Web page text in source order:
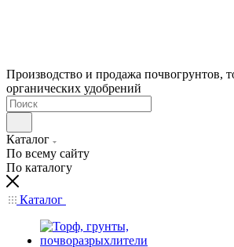
Производство и продажа почвогрунтов,
органических удобрений
Каталог
По всему сайту
По каталогу
Каталог